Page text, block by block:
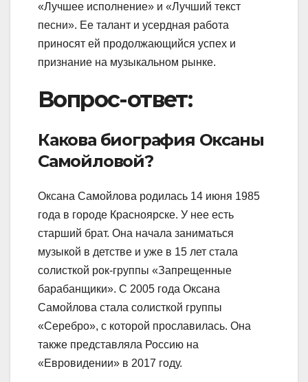
«Лучшее исполнение» и «Лучший текст
песни». Ее талант и усердная работа
приносят ей продолжающийся успех и
признание на музыкальном рынке.
Вопрос-ответ:
Какова биография Оксаны
Самойловой?
Оксана Самойлова родилась 14 июня 1985
года в городе Красноярске. У нее есть
старший брат. Она начала заниматься
музыкой в детстве и уже в 15 лет стала
солисткой рок-группы «Запрещенные
барабанщики». С 2005 года Оксана
Самойлова стала солисткой группы
«Серебро», с которой прославилась. Она
также представляла Россию на
«Евровидении» в 2017 году.